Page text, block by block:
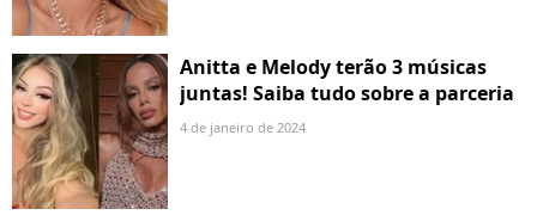
Anitta e Melody terão 3 músicas
juntas! Saiba tudo sobre a parceria
4 de janeiro de 2024